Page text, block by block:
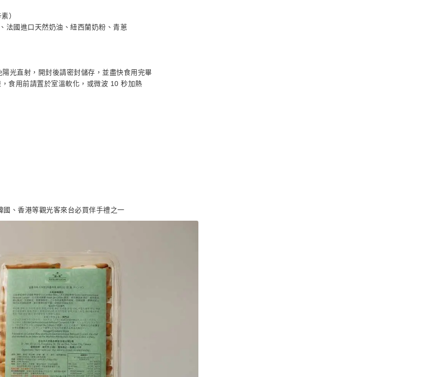
）
法國進口天然奶油、紐西蘭奶粉、青蔥
光直射，開封後請密封儲存，並盡快食用完畢
食用前請置於室溫軟化，或微波 10 秒加熱
、香港等觀光客來台必買伴手禮之一